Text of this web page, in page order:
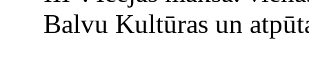
Balvu Kultūras un